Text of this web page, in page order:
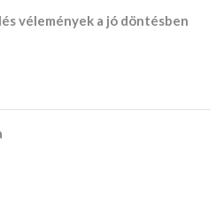
vélemények a jó döntésben